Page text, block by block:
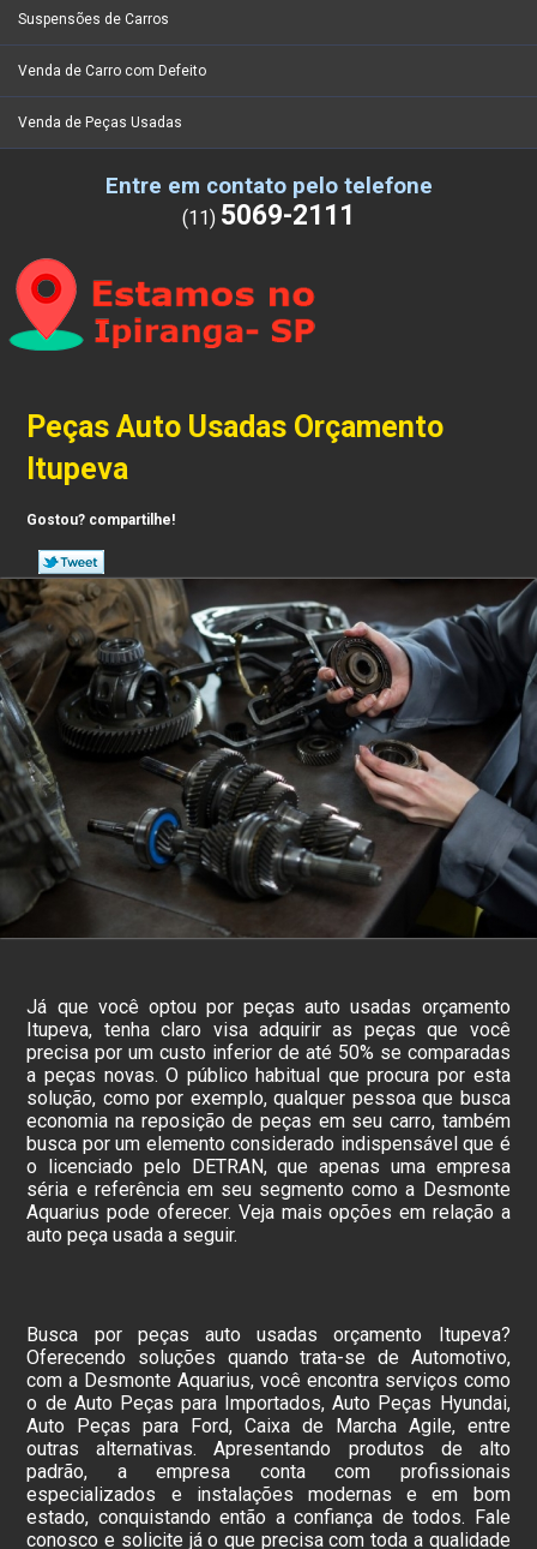
Suspensões de Carros
Venda de Carro com Defeito
Venda de Peças Usadas
Entre em contato pelo telefone
(11) 5069-2111
Peças Auto Usadas Orçamento
Itupeva
Gostou? compartilhe!
Já que você optou por peças auto usadas orçamento
Itupeva, tenha claro visa adquirir as peças que você
precisa por um custo inferior de até 50% se comparadas
a peças novas. O público habitual que procura por esta
solução, como por exemplo, qualquer pessoa que busca
economia na reposição de peças em seu carro, também
busca por um elemento considerado indispensável que é
o licenciado pelo DETRAN, que apenas uma empresa
séria e referência em seu segmento como a Desmonte
Aquarius pode oferecer. Veja mais opções em relação a
auto peça usada a seguir.
Busca por peças auto usadas orçamento Itupeva?
Oferecendo soluções quando trata-se de Automotivo,
com a Desmonte Aquarius, você encontra serviços como
o de Auto Peças para Importados, Auto Peças Hyundai,
Auto Peças para Ford, Caixa de Marcha Agile, entre
outras alternativas. Apresentando produtos de alto
padrão, a empresa conta com profissionais
especializados e instalações modernas e em bom
estado, conquistando então a confiança de todos. Fale
conosco e solicite já o que precisa com toda a qualidade